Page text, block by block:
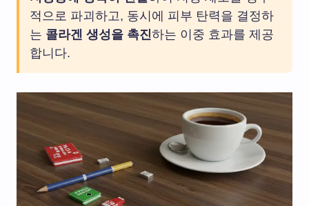
적으로 파괴하고, 동시에 피부 탄력을 결정하
는 콜라겐 생성을 촉진하는 이중 효과를 제공
합니다.